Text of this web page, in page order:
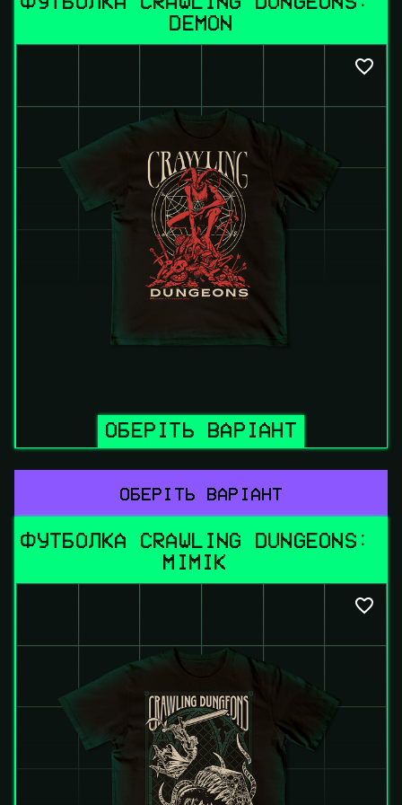
DEMON
ОБЕРІТЬ ВАРІАНТ
ОБЕРІТЬ ВАРІАНТ
ФУТБОЛКА CRAWLING DUNGEONS:
MIMIK